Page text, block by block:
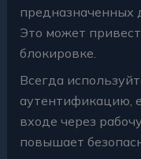
предназначенных
Это может
блокировке.
Всегда
аутентификацию,
входе через
повышает